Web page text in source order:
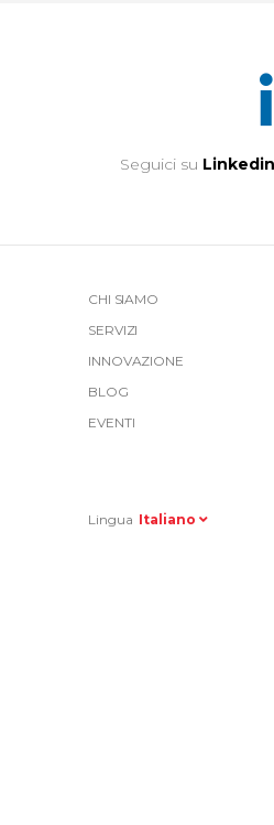
Seguici su Linkedin
CHI SIAMO
SERVIZI
INNOVAZIONE
BLOG
EVENTI
Lingua Italiano